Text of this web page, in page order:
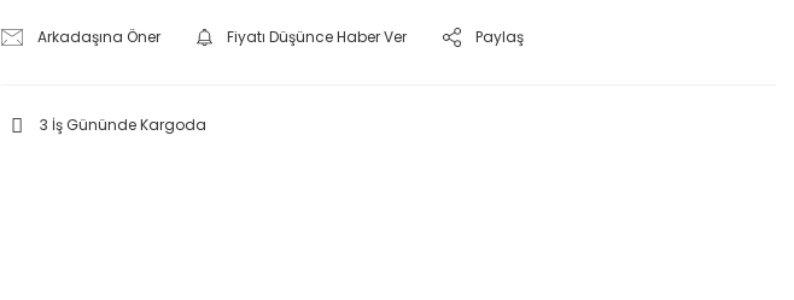
Arkadaşına Öner Fiyatı Düşünce Haber Ver Paylaş
3 İş Gününde Kargoda